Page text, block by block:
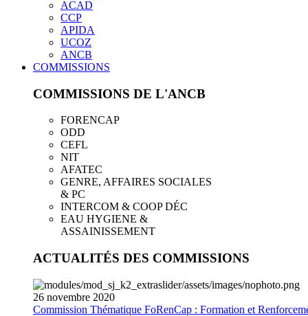
ACAD
CCP
APIDA
UCOZ
ANCB
COMMISSIONS
COMMISSIONS DE L'ANCB
FORENCAP
ODD
CEFL
NIT
AFATEC
GENRE, AFFAIRES SOCIALES
& PC
INTERCOM & COOP DÉC
EAU HYGIENE &
ASSAINISSEMENT
ACTUALITÉS DES COMMISSIONS
26 novembre 2020
Commission Thématique FoRenCap : Formation et